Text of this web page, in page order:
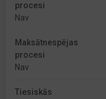
procesi
Nav
Maksātnespējas
procesi
Nav
Tiesiskās